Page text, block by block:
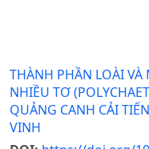
THÀNH PHẦN LOÀI
NHIỀU TƠ
QUẢNG CANH CẢI
VINH